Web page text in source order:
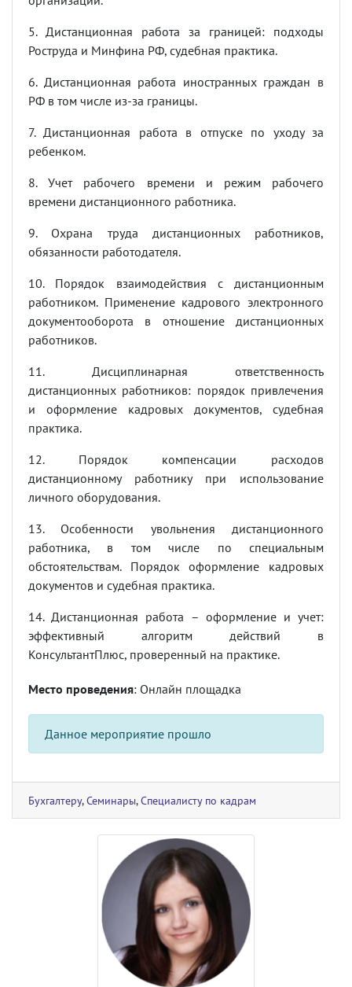
5. Дистанционная работа за границей: подходы
Роструда и Минфина РФ, судебная практика.
6. Дистанционная работа иностранных граждан в
РФ в том числе из-за границы.
7. Дистанционная работа в отпуске по уходу за
ребенком.
8. Учет рабочего времени и режим рабочего
времени дистанционного работника.
9. Охрана труда дистанционных работников,
обязанности работодателя.
10. Порядок взаимодействия с дистанционным
работником. Применение кадрового электронного
документооборота в отношение дистанционных
работников.
11. Дисциплинарная ответственность
дистанционных работников: порядок привлечения
и оформление кадровых документов, судебная
практика.
12. Порядок компенсации расходов
дистанционному работнику при использование
личного оборудования.
13. Особенности увольнения дистанционного
работника, в том числе по специальным
обстоятельствам. Порядок оформление кадровых
документов и судебная практика.
14. Дистанционная работа – оформление и учет:
эффективный алгоритм действий в
КонсультантПлюс, проверенный на практике.
Место проведения: Онлайн площадка
Данное мероприятие прошло
Бухгалтеру,Семинары,Специалисту по кадрам